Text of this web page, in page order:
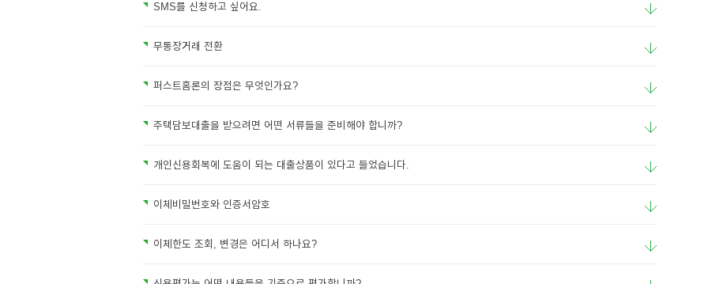
SMS를 신청하고 싶어요.
무통장거래 전환
퍼스트홈론의 장점은 무엇인가요?
주택담보대출을 받으려면 어떤 서류들을 준비해야 합니까?
개인신용회복에 도움이 되는 대출상품이 있다고 들었습니다.
이체비밀번호와 인증서암호
이체한도 조회, 변경은 어디서 하나요?